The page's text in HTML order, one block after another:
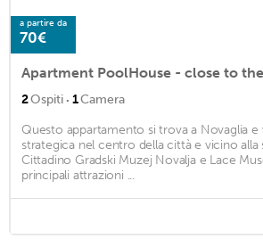
a partire da
70€
2Ospiti · 1Camera
Questo appartamento si trova a Novaglia e
strategica nel centro della città e vicino alla
Cittadino Gradski Muzej Novalja e Lace
principali attrazioni ...